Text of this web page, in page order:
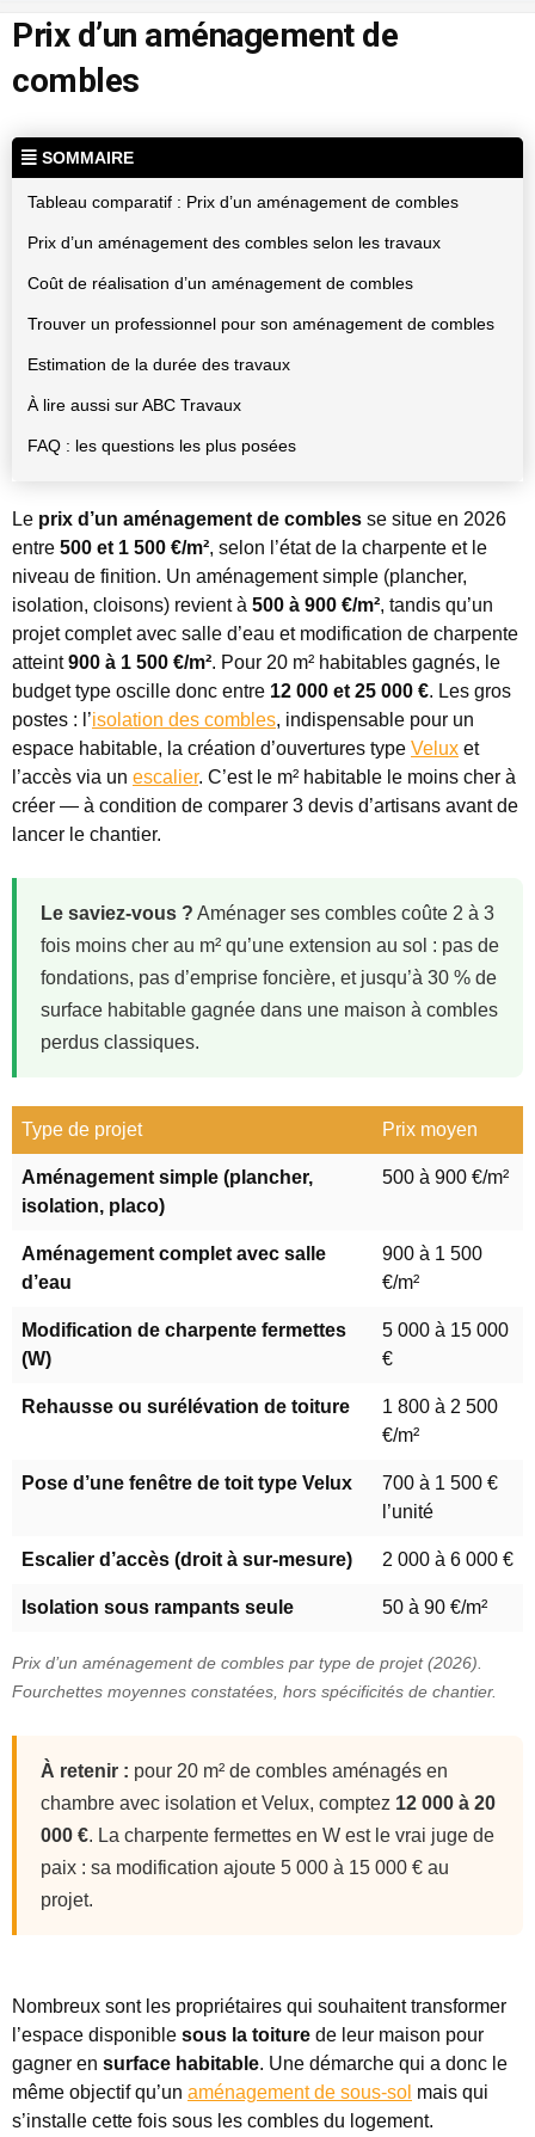
Prix d’un aménagement de
combles
SOMMAIRE
Tableau comparatif : Prix d’un aménagement de combles
Prix d’un aménagement des combles selon les travaux
Coût de réalisation d’un aménagement de combles
Trouver un professionnel pour son aménagement de combles
Estimation de la durée des travaux
À lire aussi sur ABC Travaux
FAQ : les questions les plus posées
Le prix d’un aménagement de combles se situe en 2026
entre 500 et 1 500 €/m², selon l’état de la charpente et le
niveau de finition. Un aménagement simple (plancher,
isolation, cloisons) revient à 500 à 900 €/m², tandis qu’un
projet complet avec salle d’eau et modification de charpente
atteint900 à 1 500 €/m². Pour 20 m² habitables gagnés, le
budget type oscille donc entre 12 000 et 25 000 €. Les gros
postes : l’isolation des combles, indispensable pour un
espace habitable, la création d’ouvertures type Velux et
l’accès via un escalier. C’est le m² habitable le moins cher à
créer — à condition de comparer 3 devis d’artisans avant de
lancer le chantier.
Le saviez-vous ? Aménager ses combles coûte 2 à 3
fois moins cher au m² qu’une extension au sol : pas de
fondations, pas d’emprise foncière, et jusqu’à 30 % de
surface habitable gagnée dans une maison à combles
perdus classiques.
Type de projet Prix moyen
Aménagement simple (plancher,
isolation, placo)
500 à 900 €/m²
Aménagement complet avec salle
d’eau
900 à 1 500
€/m²
Modification de charpente fermettes
(W)
5 000 à 15 000
€
Rehausse ou surélévation de toiture
1 800 à 2 500
€/m²
Pose d’une fenêtre de toit type Velux
700 à 1 500 €
l’unité
Escalier d’accès (droit à sur-mesure) 2 000 à 6 000 €
Isolation sous rampants seule 50 à 90 €/m²
Prix d’un aménagement de combles par type de projet (2026).
Fourchettes moyennes constatées, hors spécificités de chantier.
À retenir : pour 20 m² de combles aménagés en
chambre avec isolation et Velux, comptez 12 000 à 20
000 €. La charpente fermettes en W est le vrai juge de
paix : sa modification ajoute 5 000 à 15 000 € au
projet.
Nombreux sont les propriétaires qui souhaitent transformer
l’espace disponible sous la toiture de leur maison pour
gagner en surface habitable. Une démarche qui a donc le
même objectif qu’un aménagement de sous-sol mais qui
s’installe cette fois sous les combles du logement.